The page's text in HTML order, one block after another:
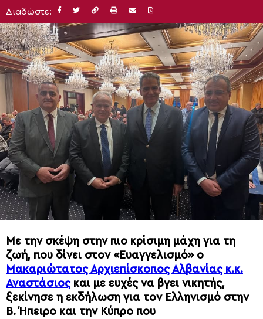
Διαδώστε:
Με την σκέψη στην πιο κρίσιμη μάχη για τη
ζωή, που δίνει στον «Ευαγγελισμό» ο
Μακαριώτατος Αρχιεπίσκοπος Αλβανίας κ.κ.
Αναστάσιος και με ευχές να βγει νικητής,
ξεκίνησε η εκδήλωση για τον Ελληνισμό στην
Β. Ήπειρο και την Κύπρο που